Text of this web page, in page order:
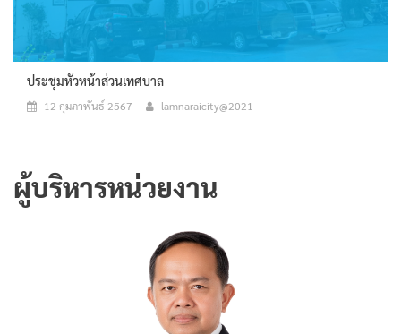
ประชุมหัวหน้าส่วนเทศบาล
12 กุมภาพันธ์ 2567 lamnaraicity@2021
ผู้บริหารหน่วยงาน